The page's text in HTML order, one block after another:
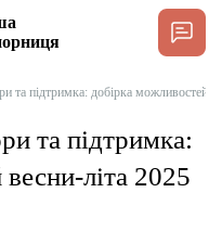
та підтримка: добірка можливостей
та підтримка:
літа 2025